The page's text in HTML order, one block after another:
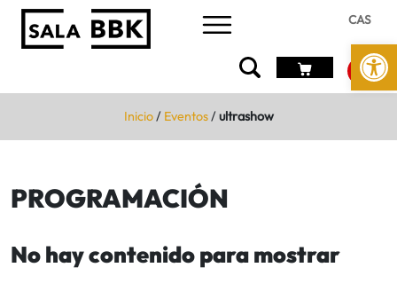
Abrir
CAS
Inicio/ Eventos/ultrashow
PROGRAMACIÓN
No hay contenido para mostrar